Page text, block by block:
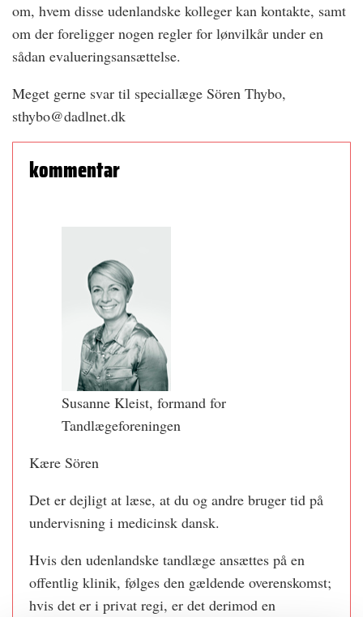
om, hvem disse udenlandske kolleger kan kontakte, samt
om der foreligger nogen regler for lønvilkår under en
sådan evalueringsansættelse.
Meget gerne svar til speciallæge Sören Thybo,
sthybo@dadlnet.dk
kommentar
Susanne Kleist, formand for
Tandlægeforeningen
Kære Sören
Det er dejligt at læse, at du og andre bruger tid på
undervisning i medicinsk dansk.
Hvis den udenlandske tandlæge ansættes på en
offentlig klinik, følges den gældende overenskomst;
hvis det er i privat regi, er det derimod en